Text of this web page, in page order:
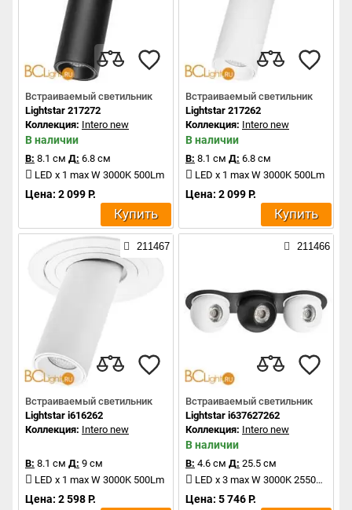
Встраиваемый светильник
Lightstar 217272
Коллекция: Intero new
В наличии
В: 8.1 см Д: 6.8 см
LED x 1 max W 3000K 500Lm
Цена: 2 099 Р.
Купить
Встраиваемый светильник
Lightstar 217262
Коллекция: Intero new
В наличии
В: 8.1 см Д: 6.8 см
LED x 1 max W 3000K 500Lm
Цена: 2 099 Р.
Купить
211467
Встраиваемый светильник
Lightstar i616262
Коллекция: Intero new
В: 8.1 см Д: 9 см
LED x 1 max W 3000K 500Lm
Цена: 2 598 Р.
211466
Встраиваемый светильник
Lightstar i637627262
Коллекция: Intero new
В наличии
В: 4.6 см Д: 25.5 см
LED x 3 max W 3000K 2550Lm
Цена: 5 746 Р.